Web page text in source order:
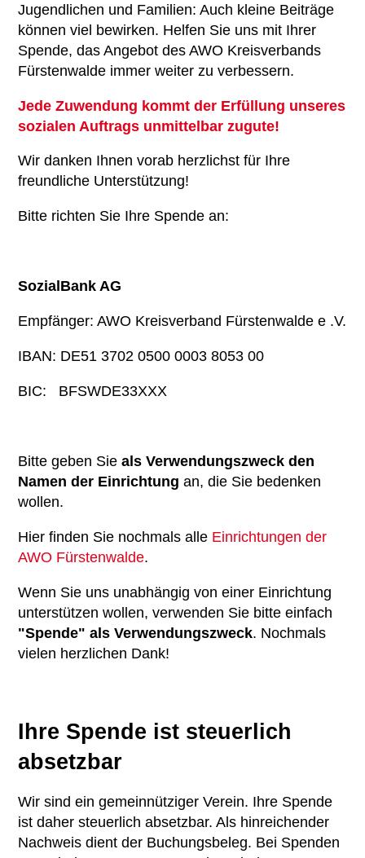
Eltern-Kind-Zentrum Briesen
Angebote für Senioren
Jugendlichen und Familien: Auch kleine Beiträge
können viel bewirken. Helfen Sie uns mit Ihrer
Spende, das Angebot des AWO Kreisverbands
Fürstenwalde immer weiter zu verbessern.
Jede Zuwendung kommt der Erfüllung unseres
sozialen Auftrags unmittelbar zugute!
Wir danken Ihnen vorab herzlichst für Ihre
freundliche Unterstützung!
Bitte richten Sie Ihre Spende an:
SozialBank AG
Empfänger: AWO Kreisverband Fürstenwalde e .V.
IBAN: DE51 3702 0500 0003 8053 00
BIC: BFSWDE33XXX
Bitte geben Sieals Verwendungszweck den
Namen der Einrichtung an, die Sie bedenken
wollen.
Hier finden Sie nochmals alle Einrichtungen der
AWO Fürstenwalde.
Wenn Sie uns unabhängig von einer Einrichtung
unterstützen wollen, verwenden Sie bitte einfach
"Spende" als Verwendungszweck. Nochmals
vielen herzlichen Dank!
Ihre Spende ist steuerlich
absetzbar
Wir sind ein gemeinnütziger Verein. Ihre Spende
ist daher steuerlich absetzbar. Als hinreichender
Nachweis dient der Buchungsbeleg. Bei Spenden